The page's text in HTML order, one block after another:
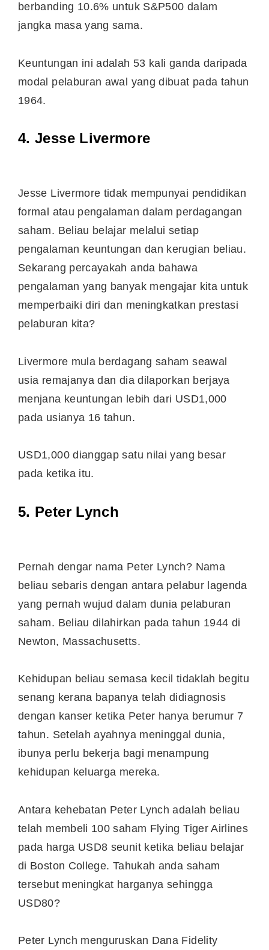
berbanding 10.6% untuk S&P500 dalam
jangka masa yang sama.
Keuntungan ini adalah 53 kali ganda daripada
modal pelaburan awal yang dibuat pada tahun
1964.
4. Jesse Livermore
Jesse Livermore tidak mempunyai pendidikan
formal atau pengalaman dalam perdagangan
saham. Beliau belajar melalui setiap
pengalaman keuntungan dan kerugian beliau.
Sekarang percayakah anda bahawa
pengalaman yang banyak mengajar kita untuk
memperbaiki diri dan meningkatkan prestasi
pelaburan kita?
Livermore mula berdagang saham seawal
usia remajanya dan dia dilaporkan berjaya
menjana keuntungan lebih dari USD1,000
pada usianya 16 tahun.
USD1,000 dianggap satu nilai yang besar
pada ketika itu.
5. Peter Lynch
Pernah dengar nama Peter Lynch? Nama
beliau sebaris dengan antara pelabur lagenda
yang pernah wujud dalam dunia pelaburan
saham. Beliau dilahirkan pada tahun 1944 di
Newton, Massachusetts.
Kehidupan beliau semasa kecil tidaklah begitu
senang kerana bapanya telah didiagnosis
dengan kanser ketika Peter hanya berumur 7
tahun. Setelah ayahnya meninggal dunia,
ibunya perlu bekerja bagi menampung
kehidupan keluarga mereka.
Antara kehebatan Peter Lynch adalah beliau
telah membeli 100 saham Flying Tiger Airlines
pada harga USD8 seunit ketika beliau belajar
di Boston College. Tahukah anda saham
tersebut meningkat harganya sehingga
USD80?
Peter Lynch menguruskan Dana Fidelity